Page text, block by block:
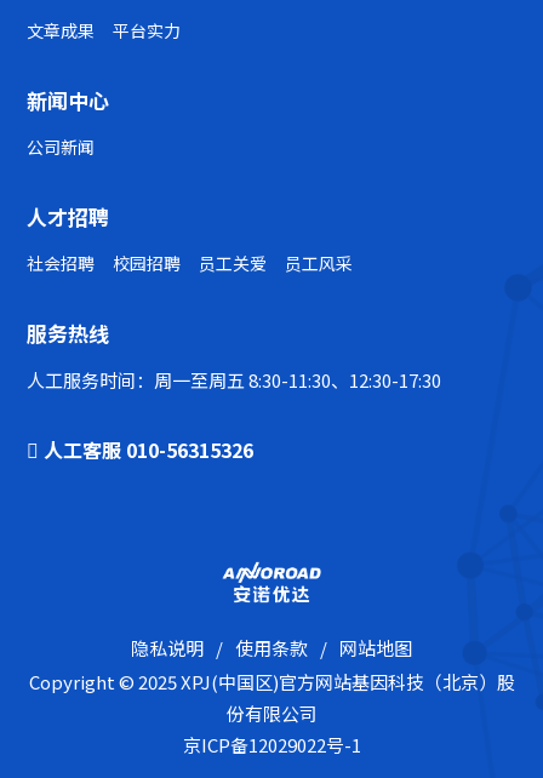
文章成果 平台实力
新闻中心
公司新闻
人才招聘
社会招聘 校园招聘 员工关爱 员工风采
服务热线
人工服务时间：周一至周五 8:30-11:30、12:30-17:30
人工客服 010-56315326
隐私说明 / 使用条款 / 网站地图
Copyright © 2025 XPJ(中国区)官方网站基因科技（北京）股
份有限公司
京ICP备12029022号-1